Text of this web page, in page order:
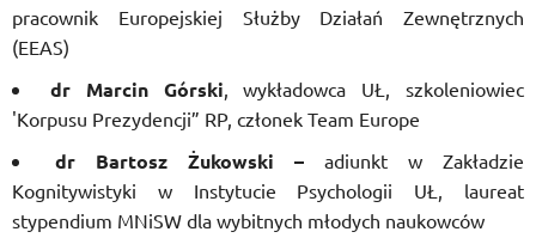
pracownik Europejskiej Służby Działań Zewnętrznych
(EEAS)
dr Marcin Górski, wykładowca UŁ, szkoleniowiec
'Korpusu Prezydencji” RP, członek Team Europe
dr Bartosz Żukowski – adiunkt w Zakładzie
Kognitywistyki w Instytucie Psychologii UŁ, laureat
stypendium MNiSW dla wybitnych młodych naukowców